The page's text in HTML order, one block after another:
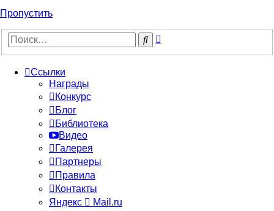
Пропустить
Поиск
Ссылки
Награды
Конкурс
Блог
Библиотека
Видео
Галерея
Партнеры
Правила
Контакты
Яндекс
Mail.ru